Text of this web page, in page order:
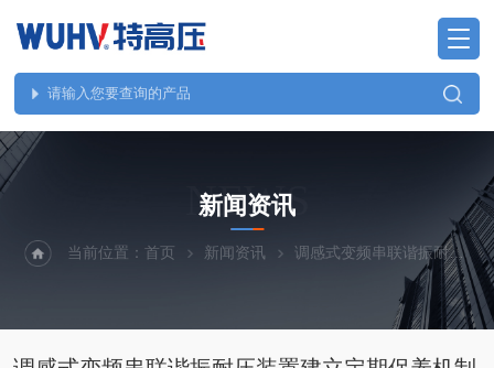
NEWS
新闻资讯
当前位置：首页 新闻资讯 调感式变频串联谐振耐压装置建立定期保养机制的重要性介绍